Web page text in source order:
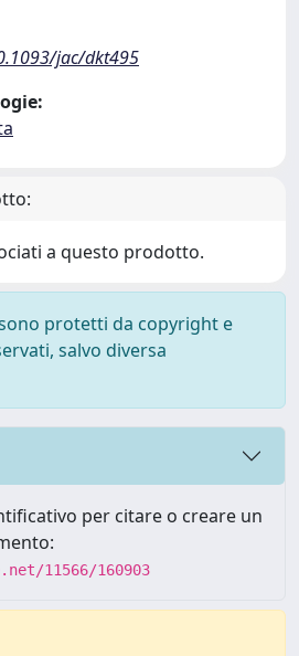
jac/dkt495
a questo prodotto.
protetti da copyright e
salvo diversa
per citare o creare un
11566/160903